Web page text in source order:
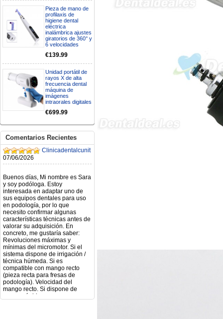
Pieza de mano de
profilaxis de
higiene dental
eléctrica
inalámbrica ajustes
giratorios de 360° y
6 velocidades
€139.99
Unidad portátil de
rayos X de alta
frecuencia dental
máquina de
imágenes
intraorales digitales
€699.99
Comentarios Recientes
Mi formulario de pedido: S /
N.2026060712980804 ,
BUENOS DIAS CUANDO
RECIBIRE MI PEDIDO,
clinicadentalcunit
Hola buenos días respecto al
Artículo. DDE0032580
electróbisturí, quisiera saber si
tiene una "toma a tierra" lo que
va conectado al paciente, placa
neutra.Placa de retorno,
Clinicadentalcunit
07/06/2026
Buenos días, Mi nombre es Sara
interesada en adaptar uno de
sus equipos dentales para uso
en podología, por lo que
necesito confirmar algunas
características técnicas antes de
valorar su adquisición. En
concreto, me gustaría saber:
Revoluciones máximas y
mínimas del micromotor. Si el
sistema dispone de irrigación /
técnica húmeda. Si es
compatible con mango recto
(pieza recta para fresas de
podología). Velocidad del
mango recto. Si dispone de
mango rápido y sus
revoluciones. Velocidad del
mango lento y sus